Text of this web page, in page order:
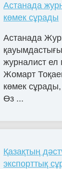
Астанада
көмек сұрады
Астанада
журналист ел
Жомарт
көмек
Өз ...
Қазақтың
экспорттық